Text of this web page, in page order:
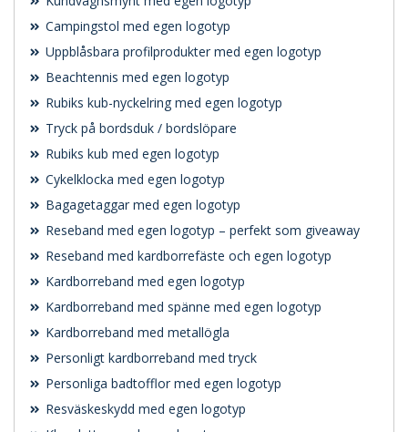
Campingstol med egen logotyp
Uppblåsbara profilprodukter med egen logotyp
Beachtennis med egen logotyp
Rubiks kub-nyckelring med egen logotyp
Tryck på bordsduk / bordslöpare
Rubiks kub med egen logotyp
Cykelklocka med egen logotyp
Bagagetaggar med egen logotyp
Reseband med egen logotyp – perfekt som giveaway
Reseband med kardborrefäste och egen logotyp
Kardborreband med egen logotyp
Kardborreband med spänne med egen logotyp
Kardborreband med metallögla
Personligt kardborreband med tryck
Personliga badtofflor med egen logotyp
Resväskeskydd med egen logotyp